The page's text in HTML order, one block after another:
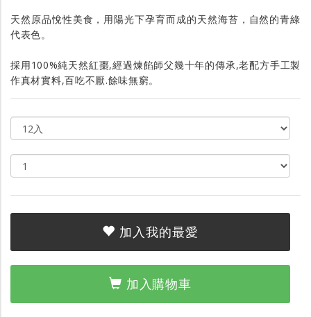
天然原品悅性美食，用陽光下孕育而成的天然海苔，自然的青綠
代表色。
採用100%純天然紅棗‭,‬經過煉餡師父幾十年的傳承‭,‬老配方手工製
作真材實料‭,‬百吃不厭‭.‬餘味無窮。
加入我的最愛
加入購物車